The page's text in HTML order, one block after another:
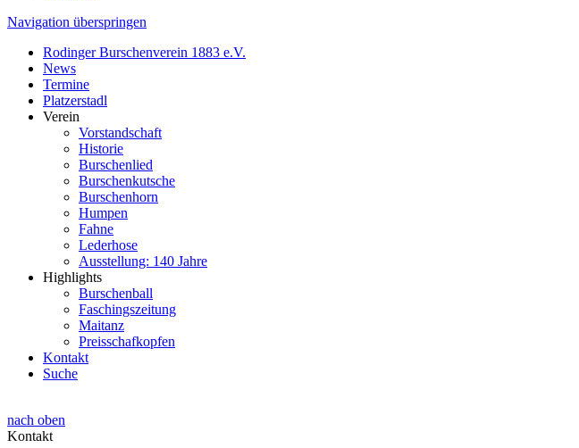
Navigation überspringen
Rodinger Burschenverein 1883 e.V.
News
Termine
Platzerstadl
Verein
Vorstandschaft
Historie
Burschenlied
Burschenkutsche
Burschenhorn
Humpen
Fahne
Lederhose
Ausstellung: 140 Jahre
Highlights
Burschenball
Faschingszeitung
Maitanz
Preisschafkopfen
Kontakt
Suche
nach oben
Kontakt